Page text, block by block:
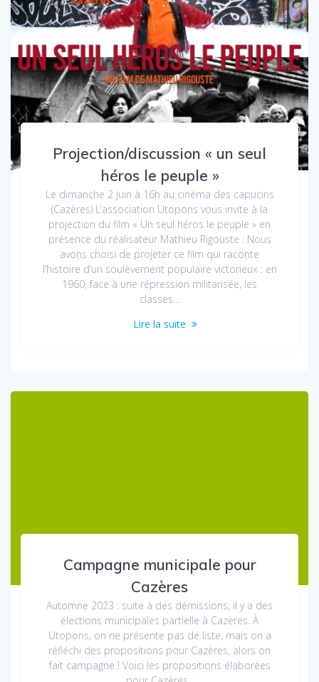
Projection/discussion « un seul
héros le peuple »
Le dimanche 2 juin à 16h au cinéma des capucins
(Cazères) L’association Utopons vous invite à la
projection du film « Un seul héros le peuple » en
présence du réalisateur Mathieu Rigouste : Nous
avons choisi de projeter ce film qui raconte
l’histoire d’un soulèvement populaire victorieux : en
1960, face à une répression militarisée, les
classes…
Lire la suite
Campagne municipale pour
Cazères
Automne 2023 : suite à des démissions, il y a des
élections municipales partielle à Cazères. À
Utopons, on ne présente pas de liste, mais on a
réfléchi des propositions pour Cazères, alors on
fait campagne ! Voici les propositions élaborées